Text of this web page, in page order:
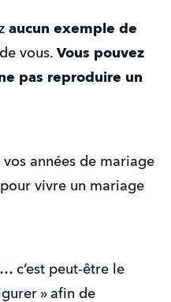
aucun exemple de
vous. Vous pouvez
pas reproduire un
années de mariage
pour vivre un mariage
c’est peut-être le
» afin de